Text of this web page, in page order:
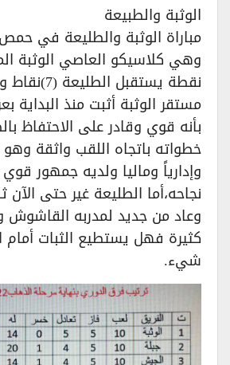
الوثبة والطبيعة
مباراة الوثبة والطليعة في
وهي كلاسيكو العاصي الوثبة
نقطة يستقبل
مستقر الوثبة أثبت منذ البداية
بأنه قوي وقادر على الاحتفاظ
خطواته باتجاه اللقب واثقة وهو
وإدارياً وماليا ولديه جمهور
نجاحه،أما الطليعة غير حتى الآن
وعاد من جديد لمدربه القاشوش
كثيرة فهل يستطيع الثبات أمام
شيء.